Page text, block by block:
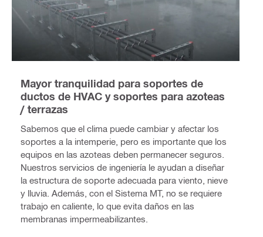
Mayor tranquilidad para soportes de
ductos de HVAC y soportes para azoteas
/ terrazas
Sabemos que el clima puede cambiar y afectar los
soportes a la intemperie, pero es importante que los
equipos en las azoteas deben permanecer seguros.
Nuestros servicios de ingeniería le ayudan a diseñar
la estructura de soporte adecuada para viento, nieve
y lluvia. Además, con el Sistema MT, no se requiere
trabajo en caliente, lo que evita daños en las
membranas impermeabilizantes.